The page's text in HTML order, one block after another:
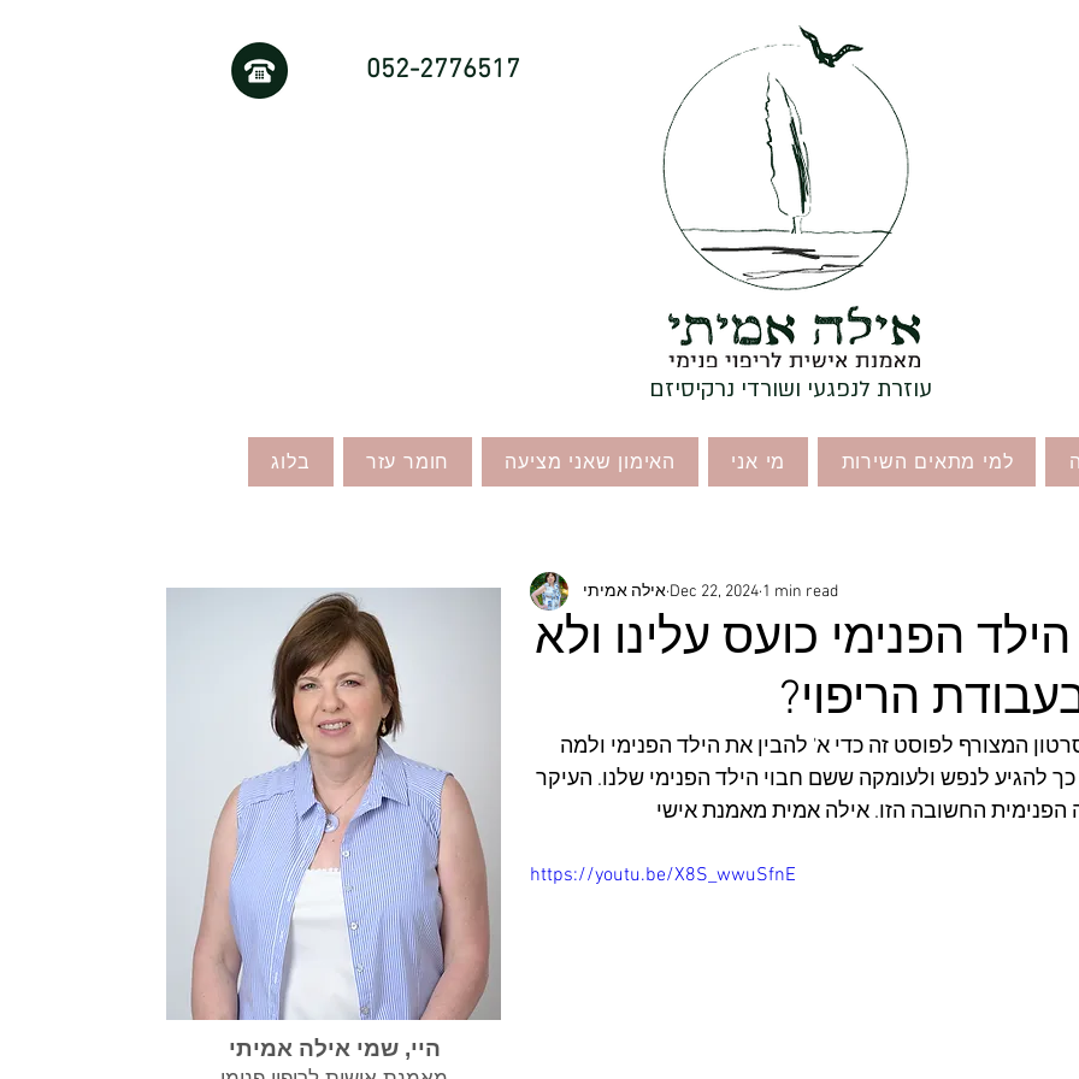
052-2776517
עוזרת לנפגעי ושורדי נרקיסיזם
למי מתאים השירות מי אני האימון שאני מציעה חומר עזר בלוג
הפנימי כועס עלינו ולא
הריפוי?
אילה אמיתי Dec 22, 2024 1 min read
המצורף לפוסט זה כדי א' להבין את הילד הפנימי ולמה
להגיע לנפש ולעומקה ששם חבוי הילד הפנימי שלנו. העיקר
החשובה הזו. אילה אמית מאמנת אישי
https://youtu.be/X8S_wwuSfnE
היי, שמי אילה אמיתי